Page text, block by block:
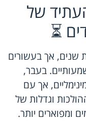
של
⏳
שנים, אך בעשורים
בעבר,
אך עם
וגדלות של
ומפוארים יותר.